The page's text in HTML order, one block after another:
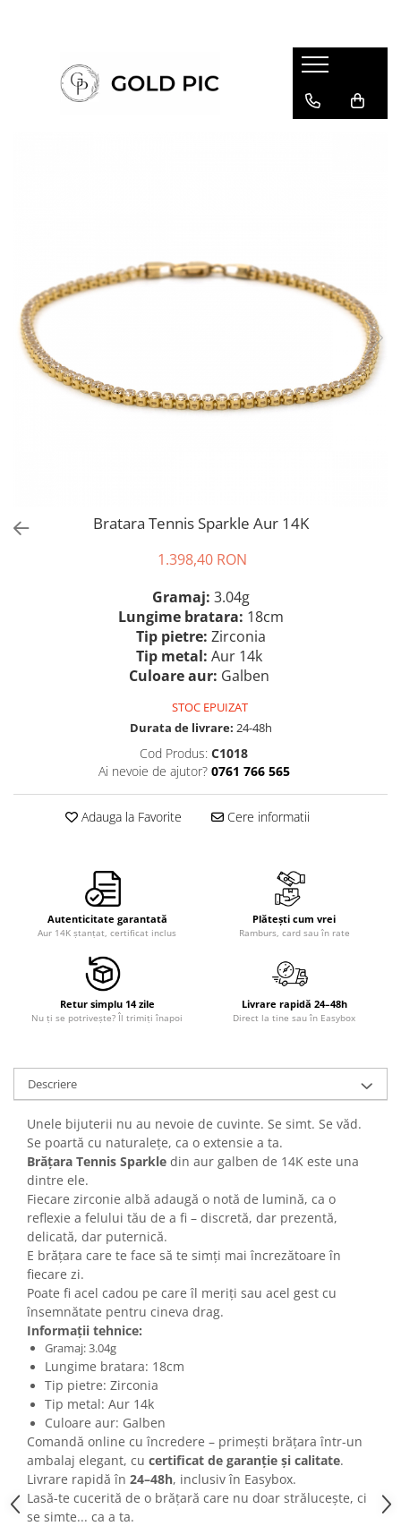
Bratara Tennis Sparkle Aur 14K
1.398,40 RON
Gramaj: 3.04g
Lungime bratara: 18cm
Tip pietre: Zirconia
Tip metal: Aur 14k
Culoare aur: Galben
STOC EPUIZAT
Durata de livrare: 24-48h
Cod Produs: C1018
Ai nevoie de ajutor? 0761 766 565
Adauga la Favorite Cere informatii
Autenticitate garantată
Aur 14K ștanțat, certificat inclus
Plătești cum vrei
Ramburs, card sau în rate
Retur simplu 14 zile
Nu ți se potrivește? Îl trimiți înapoi
Livrare rapidă 24–48h
Direct la tine sau în Easybox
Descriere
Unele bijuterii nu au nevoie de cuvinte. Se simt. Se văd.
Se poartă cu naturalețe, ca o extensie a ta.
Brățara Tennis Sparkle din aur galben de 14K este una
dintre ele.
Fiecare zirconie albă adaugă o notă de lumină, ca o
reflexie a felului tău de a fi – discretă, dar prezentă,
delicată, dar puternică.
E brățara care te face să te simți mai încrezătoare în
fiecare zi.
Poate fi acel cadou pe care îl meriți sau acel gest cu
însemnătate pentru cineva drag.
Informații tehnice:
Gramaj: 3.04g
Lungime bratara: 18cm
Tip pietre: Zirconia
Tip metal: Aur 14k
Culoare aur: Galben
Comandă online cu încredere – primești brățara într-un
ambalaj elegant, cu certificat de garanție și calitate.
Livrare rapidă în 24–48h, inclusiv în Easybox.
Lasă-te cucerită de o brățară care nu doar strălucește, ci
se simte... ca a ta.